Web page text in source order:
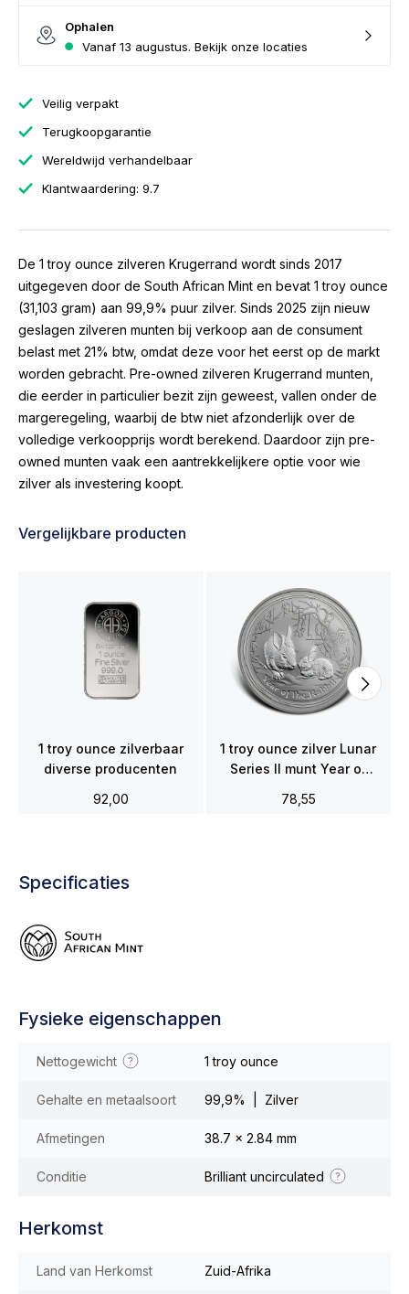
Ophalen
Vanaf 13 augustus. Bekijk onze locaties
Veilig verpakt
Terugkoopgarantie
Wereldwijd verhandelbaar
Klantwaardering: 9.7
De 1 troy ounce zilveren Krugerrand wordt sinds 2017
uitgegeven door de South African Mint en bevat 1 troy ounce
(31,103 gram) aan 99,9% puur zilver. Sinds 2025 zijn nieuw
geslagen zilveren munten bij verkoop aan de consument
belast met 21% btw, omdat deze voor het eerst op de markt
worden gebracht. Pre-owned zilveren Krugerrand munten,
die eerder in particulier bezit zijn geweest, vallen onder de
margeregeling, waarbij de btw niet afzonderlijk over de
volledige verkoopprijs wordt berekend. Daardoor zijn pre-
owned munten vaak een aantrekkelijkere optie voor wie
zilver als investering koopt.
Vergelijkbare producten
1 troy ounce zilverbaar
diverse producenten
92,00
1 troy ounce zilver Lunar
Series II munt Year of
78,55
Specificaties
Fysieke eigenschappen
Nettogewicht 1 troy ounce
Gehalte en metaalsoort 99,9% | Zilver
Afmetingen 38.7 x 2.84 mm
Conditie Brilliant uncirculated
Herkomst
Land van Herkomst Zuid-Afrika